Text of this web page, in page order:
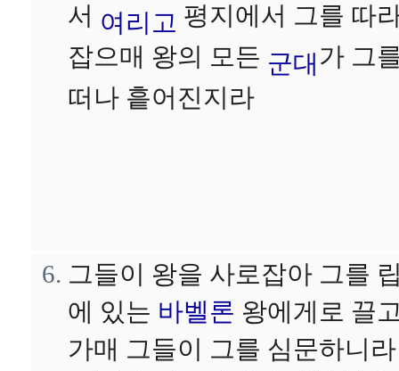
서 여리고 평지에서 그를 따
잡으매 왕의 모든 군대가 그
떠나 흩어진지라
그들이 왕을 사로잡아 그를
에 있는 바벨론 왕에게로 끌
가매 그들이 그를 심문하니라